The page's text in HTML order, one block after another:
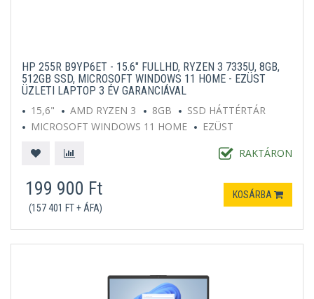
HP 255R B9YP6ET - 15.6" FULLHD, RYZEN 3 7335U, 8GB,
512GB SSD, MICROSOFT WINDOWS 11 HOME - EZÜST
ÜZLETI LAPTOP 3 ÉV GARANCIÁVAL
15,6"
AMD RYZEN 3 8GB
SSD HÁTTÉRTÁR
MICROSOFT WINDOWS 11 HOME
EZÜST
RAKTÁRON
199 900 Ft
(157 401 FT + ÁFA)
KOSÁRBA